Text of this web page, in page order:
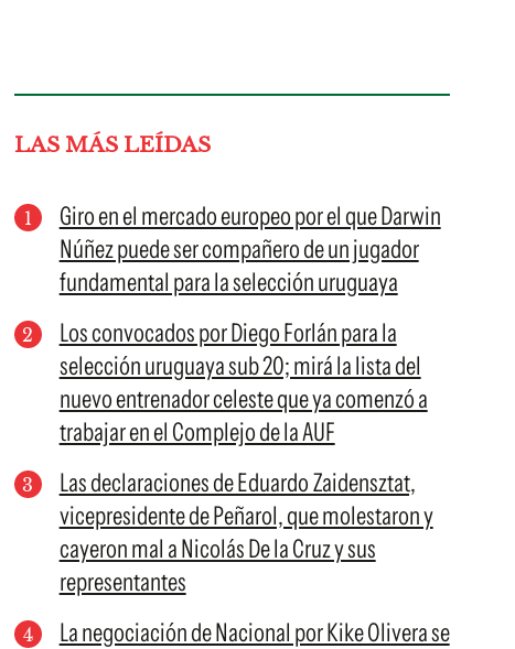
LAS MÁS LEÍDAS
Giro en el mercado europeo por el que Darwin
Núñez puede ser compañero de un jugador
fundamental para la selección uruguaya
Los convocados por Diego Forlán para la
selección uruguaya sub 20; mirá la lista del
nuevo entrenador celeste que ya comenzó a
trabajar en el Complejo de la AUF
Las declaraciones de Eduardo Zaidensztat,
vicepresidente de Peñarol, que molestaron y
cayeron mal a Nicolás De la Cruz y sus
representantes
La negociación de Nacional por Kike Olivera se